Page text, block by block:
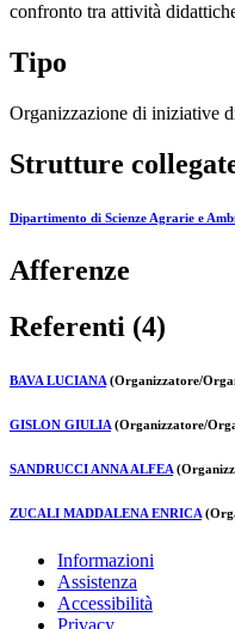
confronto tra attività
Tipo
Organizzazione di iniziative
Strutture
Dipartimento di Scienze Agrarie e
Afferenze
Referenti (4)
BAVA LUCIANA (Organizzatore/
GISLON GIULIA (Organizzatore/
SANDRUCCI ANNA ALFEA
ZUCALI MADDALENA ENRICA
Informazioni
Assistenza
Accessibilità
Privacy